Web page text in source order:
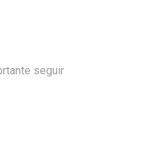
seguir